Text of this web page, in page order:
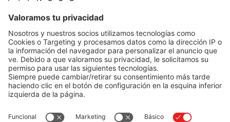
Nota legal
MI CUENTA
Registro
Pedidos
Devoluciones
SÍGUENOS